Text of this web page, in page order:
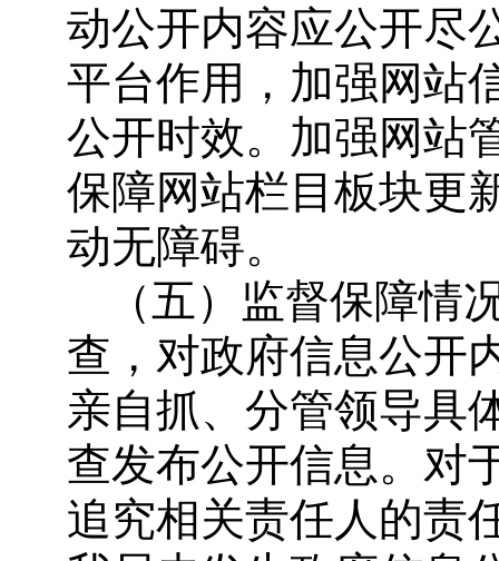
动公开内容应公开尽
平台作用，加强网站
公开时效。加强网站
保障网站栏目板块更
动无障碍。
（五）监督保障情
查，对政府信息公开
亲自抓、分管领导具
查发布公开信息。对
追究相关责任人的责